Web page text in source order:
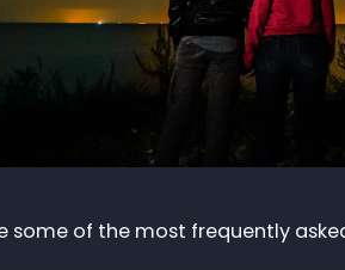
some of the most frequently